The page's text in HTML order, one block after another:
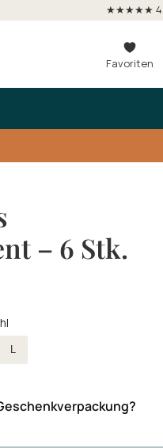
★★★★★
Favoriten
– 6 Stk.